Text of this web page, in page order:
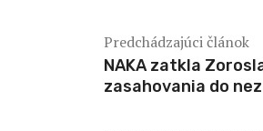
Predchádzajúci článok
NAKA zatkla
zasahovania do